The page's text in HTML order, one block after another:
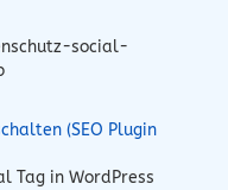
social-
(SEO Plugin
Tag in WordPress